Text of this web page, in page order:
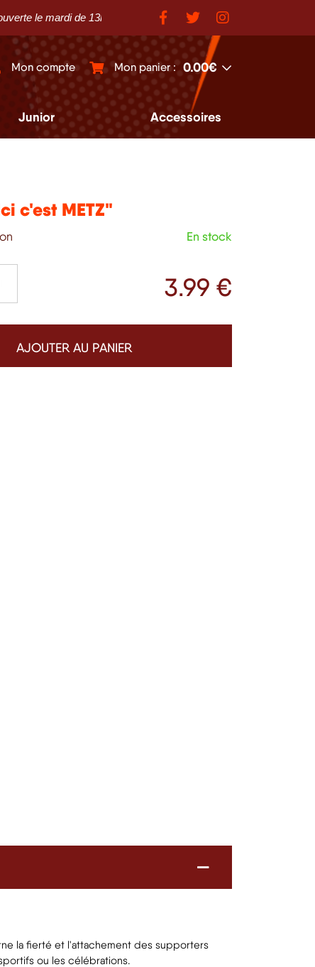
mardi de 13h30 à 18h30 et du mercredi au samedi de 10h à 12h
Mon compte Mon panier : 0.00€
Junior Accessoires
c'est METZ"
En stock
3.99 €
AJOUTER AU PANIER
la fierté et l'attachement des supporters
ou les célébrations.